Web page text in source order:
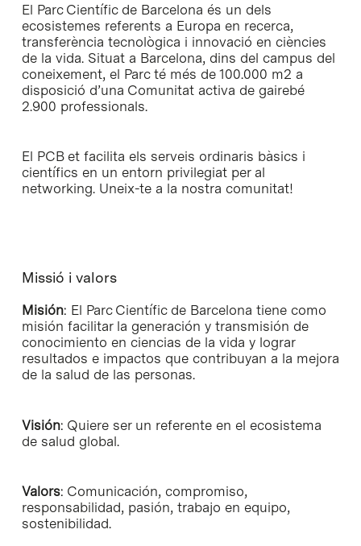
El Parc Científic de Barcelona és un dels
ecosistemes referents a Europa en recerca,
transferència tecnològica i innovació en ciències
de la vida. Situat a Barcelona, dins del campus del
coneixement, el Parc té més de 100.000 m2 a
disposició d’una Comunitat activa de gairebé
2.900 professionals.
El PCB et facilita els serveis ordinaris bàsics i
científics en un entorn privilegiat per al
networking. Uneix-te a la nostra comunitat!
Missió i valors
Misión: El Parc Científic de Barcelona tiene como
misión facilitar la generación y transmisión de
conocimiento en ciencias de la vida y lograr
resultados e impactos que contribuyan a la mejora
de la salud de las personas.
Visión: Quiere ser un referente en el ecosistema
de salud global.
Valors: Comunicación, compromiso,
responsabilidad, pasión, trabajo en equipo,
sostenibilidad.